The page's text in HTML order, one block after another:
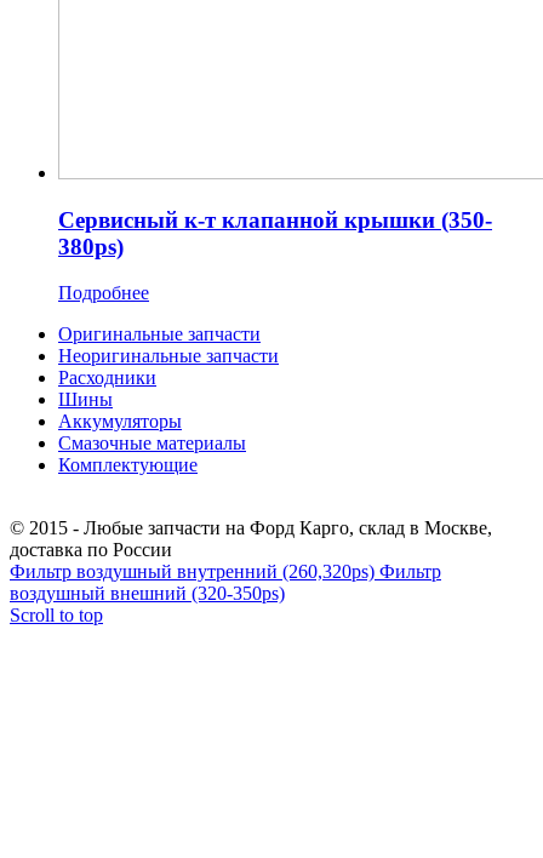
Сервисный к-т клапанной крышки (350-
380ps)
Подробнее
Оригинальные запчасти
Неоригинальные запчасти
Расходники
Шины
Аккумуляторы
Смазочные материалы
Комплектующие
© 2015 - Любые запчасти на Форд Карго, склад в Москве,
доставка по России
Фильтр воздушный внутренний (260,320ps) Фильтр
воздушный внешний (320-350ps)
Scroll to top